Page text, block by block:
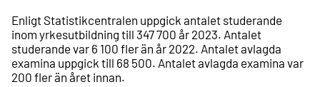
Enligt Statistikcentralen uppgick antalet studerande
inom yrkesutbildning till 347 700 år 2023. Antalet
studerande var 6 100 fler än år 2022. Antalet avlagda
examina uppgick till 68 500. Antalet avlagda examina var
200 fler än året innan.